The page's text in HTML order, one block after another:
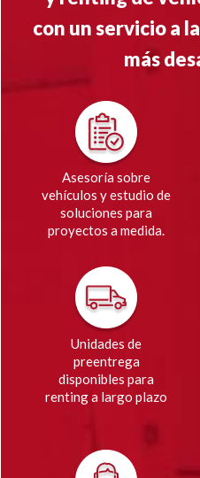
con un servicio a
más
Asesoría sobre
vehículos y estudio de
soluciones para
proyectos a medida.
Unidades de
preentrega
disponibles para
renting a largo plazo